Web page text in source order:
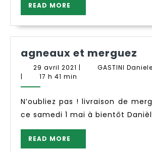
READ MORE
MORE
agneaux et merguez
et
29 avril 2021 29| GASTINI Daniele
|
17 h 41 min
N’oubliez pas ! livraison de merguez et agneaux
ce samedi 1 mai à bientôt
READ MORE
MORE